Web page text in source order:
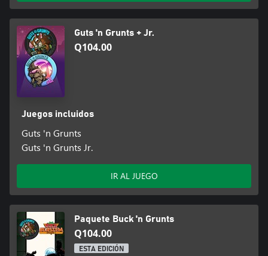
Guts 'n Grunts + Jr.
Q104.00
Juegos incluidos
Guts 'n Grunts
Guts 'n Grunts Jr.
IR AL JUEGO
Paquete Buck 'n Grunts
Q104.00
ESTA EDICIÓN